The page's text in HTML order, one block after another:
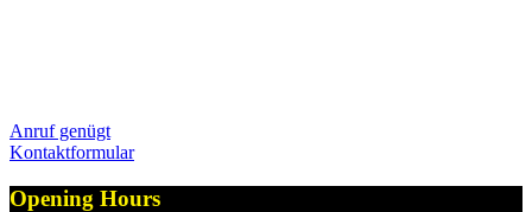
Anruf genügt
Kontaktformular
Opening Hours